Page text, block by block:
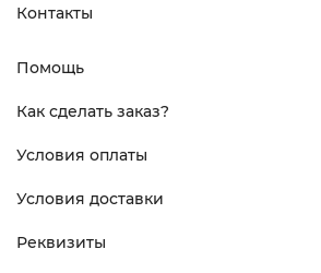
Контакты
Помощь
Как сделать заказ?
Условия оплаты
Условия доставки
Реквизиты